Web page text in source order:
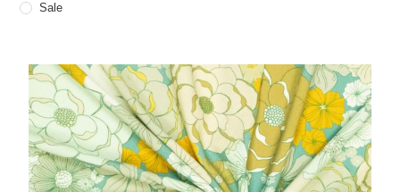
Sale